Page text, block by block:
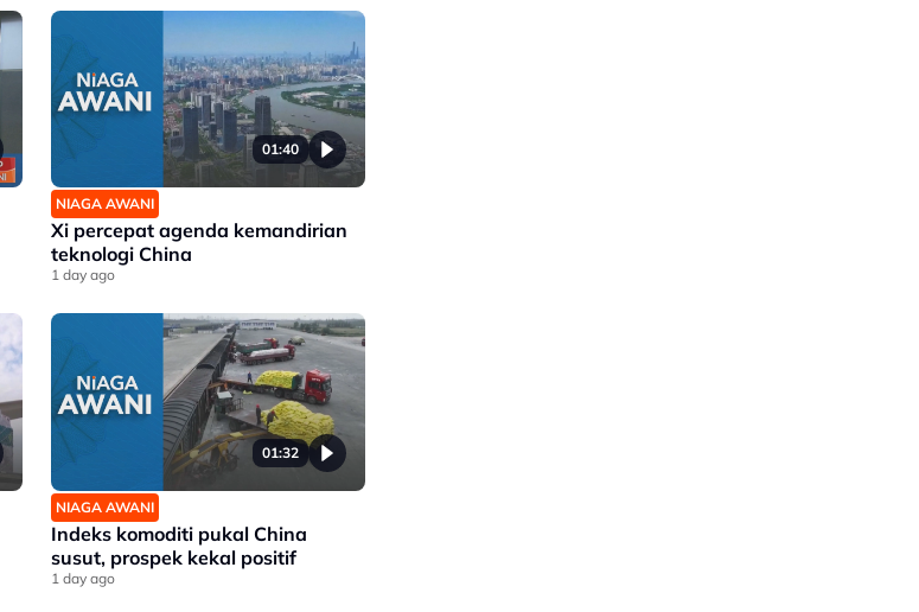
01:40
NIAGA AWANI
Xi percepat agenda kemandirian
teknologi China
1 day ago
01:32
NIAGA AWANI
Indeks komoditi pukal China
susut, prospek kekal positif
1 day ago